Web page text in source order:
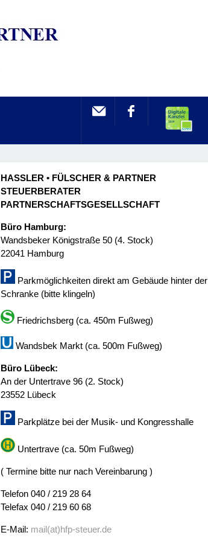
HASSLER • FÜLSCHER & PARTNER
STEUERBERATER
PARTNERSCHAFTSGESELLSCHAFT
Büro Hamburg:
Wandsbeker Königstraße 50 (4. Stock)
22041 Hamburg
Parkmöglichkeiten direkt am Gebäude hinter der
Schranke (bitte klingeln)
Friedrichsberg (ca. 450m Fußweg)
Wandsbek Markt (ca. 500m Fußweg)
Büro Lübeck:
An der Untertrave 96 (2. Stock)
23552 Lübeck
Parkplätze bei der Musik- und Kongresshalle
Untertrave (ca. 50m Fußweg)
( Termine bitte nur nach Vereinbarung )
Telefon 040 / 219 28 64
Telefax 040 / 219 60 68
E-Mail: mail(at)hfp-steuer.de